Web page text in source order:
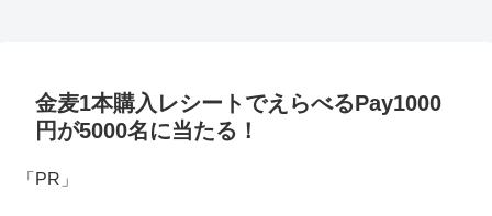
金麦1本購入レシートでえらべるPay1000
円が5000名に当たる！
「PR」